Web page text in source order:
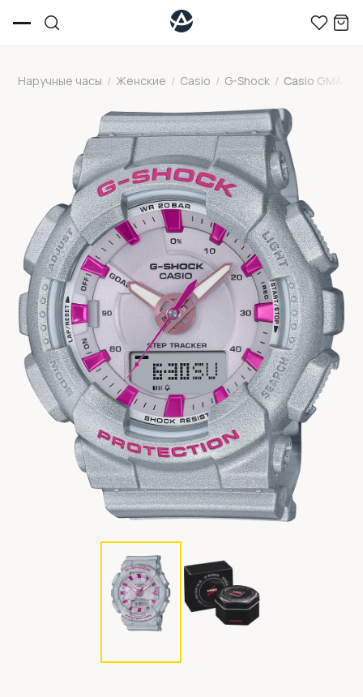
Наручные часы / Женские / Casio / G-Shock / Casio GMA-